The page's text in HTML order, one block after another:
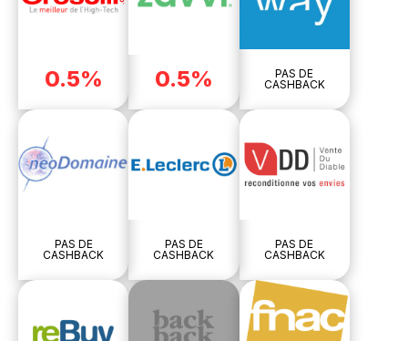
0.5% 0.5%
PAS DE
CASHBACK
PAS DE
CASHBACK
PAS DE
CASHBACK
PAS DE
CASHBACK